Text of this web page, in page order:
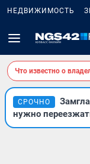
НЕДВИЖИМОСТЬ
Что известно о
СРОЧНО
нужно